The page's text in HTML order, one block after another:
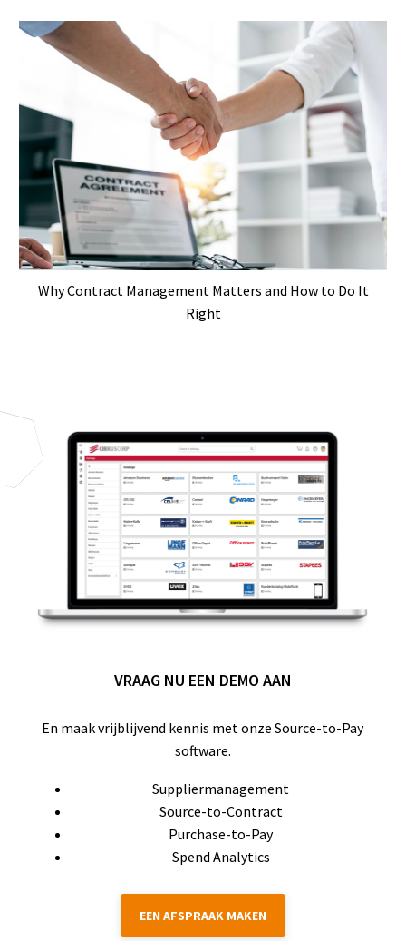
Why Contract Management Matters and How to Do It
Right
VRAAG NU EEN DEMO AAN
En maak vrijblijvend kennis met onze Source-to-Pay
software.
Suppliermanagement
Source-to-Contract
Purchase-to-Pay
Spend Analytics
EEN AFSPRAAK MAKEN